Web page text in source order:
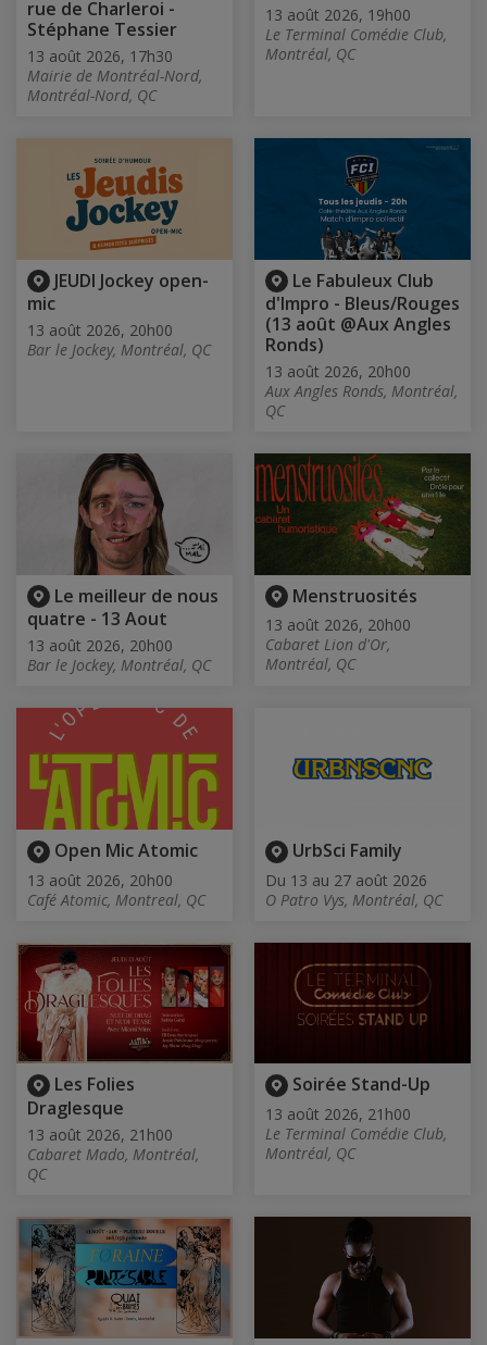
rue de Charleroi -
Stéphane Tessier
13 août 2026, 17h30
Mairie de Montréal-Nord,
Montréal-Nord, QC
13 août 2026, 19h00
Le Terminal Comédie Club,
Montréal, QC
JEUDI Jockey open-
mic
13 août 2026, 20h00
Bar le Jockey, Montréal, QC
Le Fabuleux Club
d'Impro - Bleus/Rouges
(13 août @Aux Angles
Ronds)
13 août 2026, 20h00
Aux Angles Ronds, Montréal,
QC
Le meilleur de nous
quatre - 13 Aout
13 août 2026, 20h00
Bar le Jockey, Montréal, QC
Menstruosités
13 août 2026, 20h00
Cabaret Lion d'Or,
Montréal, QC
Open Mic Atomic
13 août 2026, 20h00
Café Atomic, Montreal, QC
UrbSci Family
Du 13 au 27 août 2026
O Patro Vys, Montréal, QC
Les Folies
Draglesque
13 août 2026, 21h00
Cabaret Mado, Montréal,
QC
Soirée Stand-Up
13 août 2026, 21h00
Le Terminal Comédie Club,
Montréal, QC